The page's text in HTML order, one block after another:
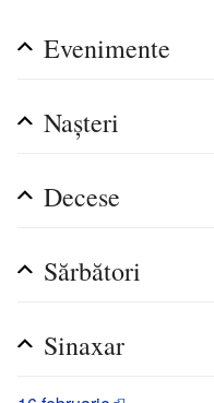
Evenimente
Nașteri
Decese
Sărbători
Sinaxar